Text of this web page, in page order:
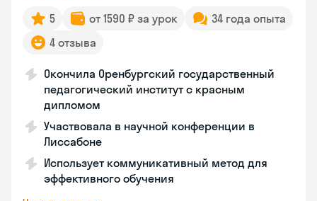
5 от 1590 ₽ за урок
34 года опыта
4 отзыва
Окончила Оренбургский государственный
педагогический институт с красным
дипломом
Участвовала в научной конференции в
Лиссабоне
Использует коммуникативный метод для
эффективного обучения